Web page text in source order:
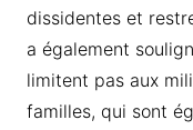
dissidentes et
a également
limitent pas aux
familles, qui sont